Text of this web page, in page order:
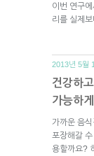
이번 연구
리를 실제
2013년 5월
건강하
가능하
가까운 음
포장해갈
용할까요?